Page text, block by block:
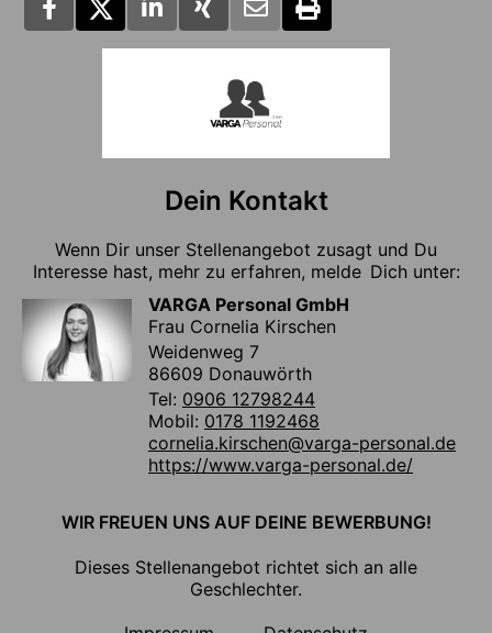
Dein Kontakt
Wenn Dir unser Stellenangebot zusagt und Du
Interesse hast, mehr zu erfahren, melde Dich unter:
VARGA Personal GmbH
Frau Cornelia Kirschen
Weidenweg 7
86609 Donauwörth
Tel: 0906 12798244
Mobil: 0178 1192468
cornelia.kirschen@varga-personal.de
https://www.varga-personal.de/
WIR FREUEN UNS AUF DEINE BEWERBUNG!
Dieses Stellenangebot richtet sich an alle
Geschlechter.